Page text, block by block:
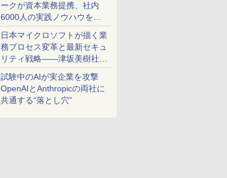
ークが資本業務提携、社内
6000人の実践ノウハウを生
かした「AI商談記録 for
RICOH」を展開へ
日本マイクロソフトが描く業
務プロセス変革と最新セキュ
リティ戦略――津坂美樹社長
が2027年度戦略を説明
試験中のAIが実企業を攻撃
OpenAIとAnthropicの両社に
共通する“落とし穴”